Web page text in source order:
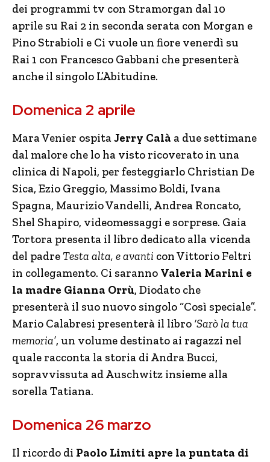
dei programmi tv con Stramorgan dal 10
aprile su Rai 2 in seconda serata con Morgan e
Pino Strabioli e Ci vuole un fiore venerdì su
Rai 1 con Francesco Gabbani che presenterà
anche il singolo L’Abitudine.
Domenica 2 aprile
Mara Venier ospitaJerry Calà a due settimane
dal malore che lo ha visto ricoverato in una
clinica di Napoli, per festeggiarlo Christian De
Sica, Ezio Greggio, Massimo Boldi, Ivana
Spagna, Maurizio Vandelli, Andrea Roncato,
Shel Shapiro, videomessaggi e sorprese. Gaia
Tortora presenta il libro dedicato alla vicenda
del padreTesta alta, e avanti con Vittorio Feltri
in collegamento. Ci saranno Valeria Marini e
la madre Gianna Orrù, Diodato che
presenterà il suo nuovo singolo “Così speciale”.
Mario Calabresi presenterà il libro ‘Sarò la tua
memoria’, un volume destinato ai ragazzi nel
quale racconta la storia di Andra Bucci,
sopravvissuta ad Auschwitz insieme alla
sorella Tatiana.
Domenica 26 marzo
Il ricordo di Paolo Limiti apre la puntata di